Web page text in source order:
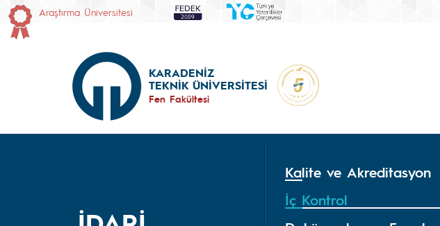
Araştırma Üniversitesi
KARADENİZ
TEKNİK ÜNİVERSİTESİ
Fen Fakültesi
Kalite ve Akreditasyon
İç Kontrol